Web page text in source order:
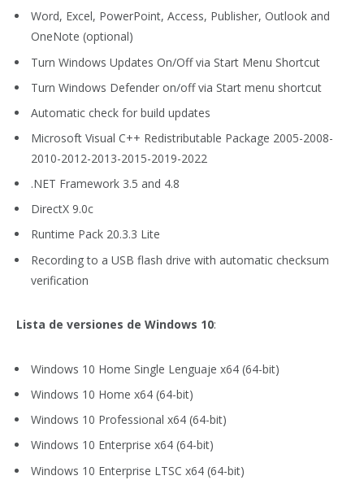
Word, Excel, PowerPoint, Access, Publisher, Outlook and
OneNote (optional)
Turn Windows Updates On/Off via Start Menu Shortcut
Turn Windows Defender on/off via Start menu shortcut
Automatic check for build updates
Microsoft Visual C++ Redistributable Package 2005-2008-
2010-2012-2013-2015-2019-2022
.NET Framework 3.5 and 4.8
DirectX 9.0c
Runtime Pack 20.3.3 Lite
Recording to a USB flash drive with automatic checksum
verification
Lista de versiones de Windows 10:
Windows 10 Home Single Lenguaje x64 (64-bit)
Windows 10 Home x64 (64-bit)
Windows 10 Professional x64 (64-bit)
Windows 10 Enterprise x64 (64-bit)
Windows 10 Enterprise LTSC x64 (64-bit)